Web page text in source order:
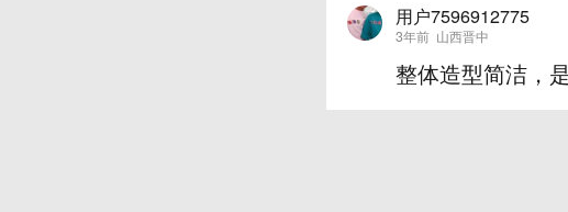
用户7596912775
3年前 山西晋中
整体造型简洁，